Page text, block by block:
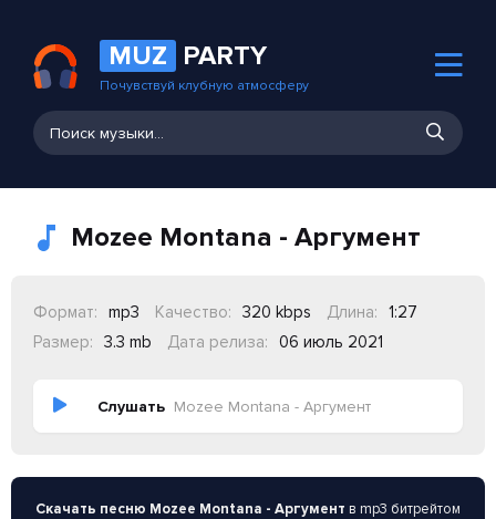
MUZ PARTY
Почувствуй клубную атмосферу
Mozee Montana - Аргумент
Формат: mp3 Качество: 320 kbps Длина:
1:27
Размер:
3.3 mb Дата релиза: 06 июль 2021
Слушать Mozee Montana - Аргумент
Скачать песню Mozee Montana - Аргумент в mp3 битрейтом